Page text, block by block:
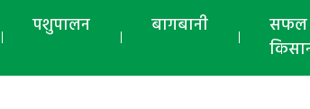
पशुपालन बागबानी
सफल